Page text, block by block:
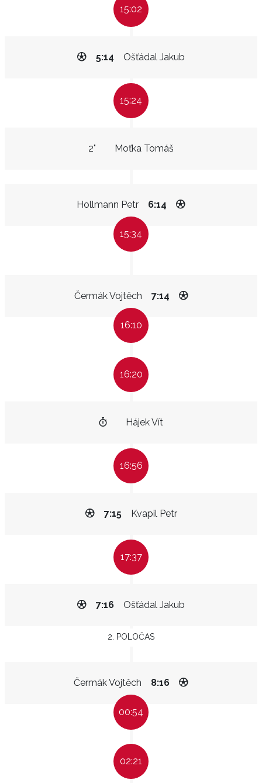
15:02
Ošťádal Jakub
5:14
15:24
Moťka Tomáš
2"
Hollmann Petr 6:14
15:34
Čermák Vojtěch 7:14
16:10
16:20
Hájek Vít
16:56
Kvapil Petr
7:15
17:37
Ošťádal Jakub
7:16
2. POLOČAS
Čermák Vojtěch 8:16
00:54
02:21